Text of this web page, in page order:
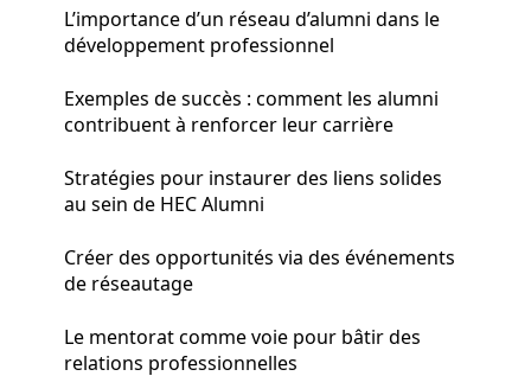
L’importance d’un réseau d’alumni dans le
développement professionnel
Exemples de succès : comment les alumni
contribuent à renforcer leur carrière
Stratégies pour instaurer des liens solides
au sein de HEC Alumni
Créer des opportunités via des événements
de réseautage
Le mentorat comme voie pour bâtir des
relations professionnelles